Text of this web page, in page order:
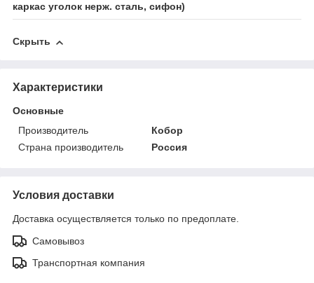
каркас уголок нерж. сталь, сифон)
Скрыть
Характеристики
Основные
Производитель
Кобор
Страна производитель
Россия
Условия доставки
Доставка осуществляется только по предоплате.
Самовывоз
Транспортная компания